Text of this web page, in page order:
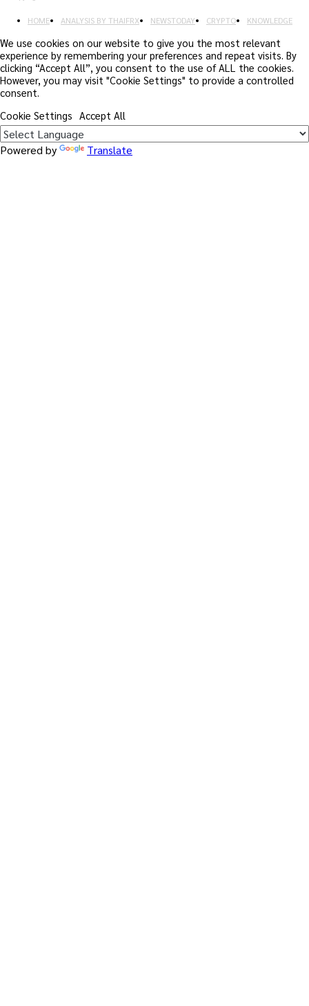
HOME ANALYSIS BY THAIFRX NEWSTODAY CRYPTO KNOWLEDGE
We use cookies on our website to give you the most relevant
experience by remembering your preferences and repeat visits. By
clicking “Accept All”, you consent to the use of ALL the cookies.
However, you may visit "Cookie Settings" to provide a controlled
consent.
Cookie Settings
Accept All
Powered by Translate